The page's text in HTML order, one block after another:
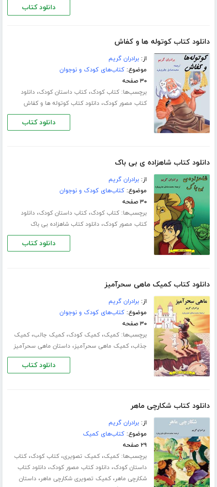
دانلود کتاب
دانلود کتاب کوتوله ها و کفاش
از:برادران گریم
موضوع:کتاب‌های کودک و نوجوان
۳۰ صفحه
برچسب‌ها:کتاب کودک،کتاب داستان کودک،دانلود
کتاب مصور کودک،دانلود کتاب کوتوله ها و کفاش
دانلود کتاب
دانلود کتاب شاهزاده ی بی باک
از:برادران گریم
موضوع:کتاب‌های کودک و نوجوان
۳۰ صفحه
برچسب‌ها:کتاب کودک،کتاب داستان کودک،دانلود
کتاب مصور کودک،دانلود کتاب شاهزاده بی باک
دانلود کتاب
دانلود کتاب کمیک ماهی سحرآمیز
از:برادران گریم
موضوع:کتاب‌های کودک و نوجوان
۳۰ صفحه
برچسب‌ها:کمیک،کمیک کودک،کمیک جالب،کمیک
جذاب،کمیک ماهی سحرآمیز،داستان ماهی سحرآمیز
دانلود کتاب
دانلود کتاب شکارچی ماهر
از:برادران گریم
موضوع:کتاب‌های کمیک
۲۹ صفحه
برچسب‌ها:کمیک،کمیک تصویری،کتاب کودک،کتاب
داستان کودک،دانلود کتاب مصور کودک،دانلود کتاب
شکارچی ماهر،کمیک تصویری شکارچی ماهر،داستان